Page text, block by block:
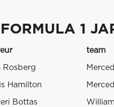
1
team
Rosberg
Hamilton
Bottas